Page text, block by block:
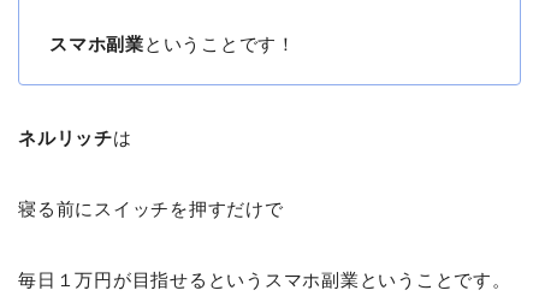
スマホ副業ということです！
ネルリッチは
寝る前にスイッチを押すだけで
毎日１万円が目指せるというスマホ副業ということです。